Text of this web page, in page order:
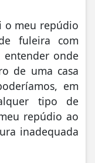
o meu repúdio
fuleira com
entender onde
de uma casa
em
tipo de
repúdio ao
inadequada